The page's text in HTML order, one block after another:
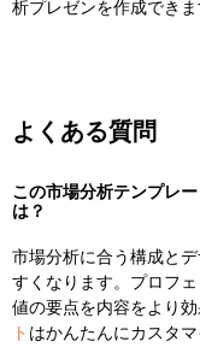
析プレゼンを作成できま
よくある質問
この市場分析テンプレ
は？
市場分析に合う構成と
すくなります。プロフ
値の要点を内容をより効
ト はかんたんにカスタ